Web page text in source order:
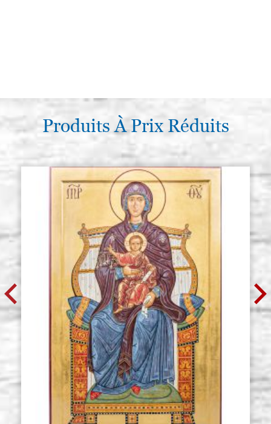
Produits À Prix Réduits